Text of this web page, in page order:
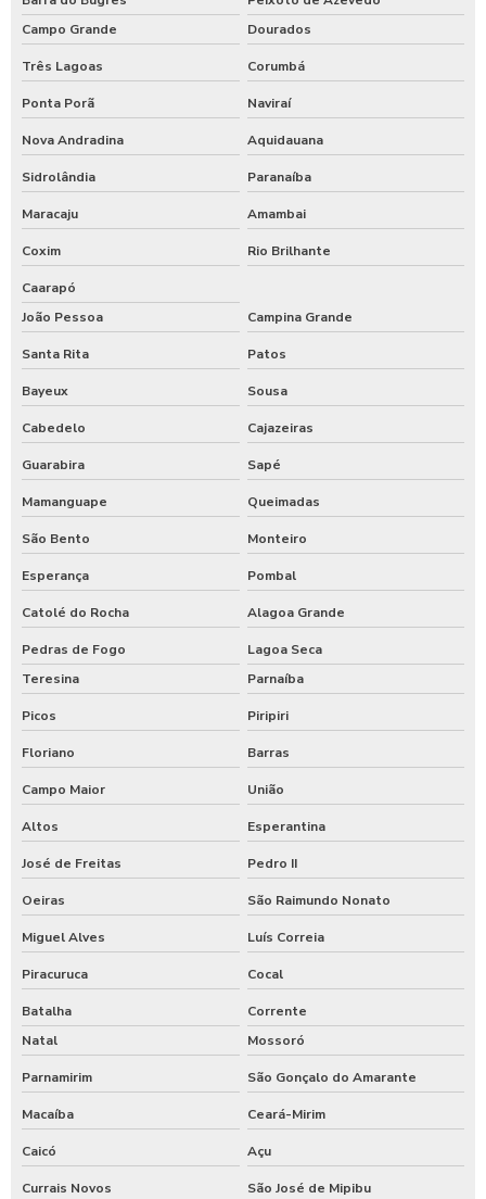
Campo Grande
Dourados
Três Lagoas Corumbá
Ponta Porã Naviraí
Nova Andradina Aquidauana
Sidrolândia Paranaíba
Maracaju Amambai
Coxim Rio Brilhante
Caarapó
João Pessoa
Campina Grande
Santa Rita Patos
Bayeux Sousa
Cabedelo Cajazeiras
Guarabira Sapé
Mamanguape Queimadas
São Bento Monteiro
Esperança Pombal
Catolé do Rocha Alagoa Grande
Pedras de Fogo
Lagoa Seca
Teresina
Parnaíba
Picos Piripiri
Floriano Barras
Campo Maior União
Altos Esperantina
José de Freitas Pedro II
Oeiras São Raimundo Nonato
Miguel Alves Luís Correia
Piracuruca Cocal
Batalha
Corrente
Natal
Mossoró
Parnamirim São Gonçalo do Amarante
Macaíba Ceará-Mirim
Caicó Açu
Currais Novos São José de Mipibu